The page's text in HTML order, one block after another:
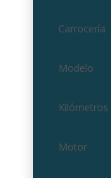
Carrocería
Modelo
Kilómetros
Motor